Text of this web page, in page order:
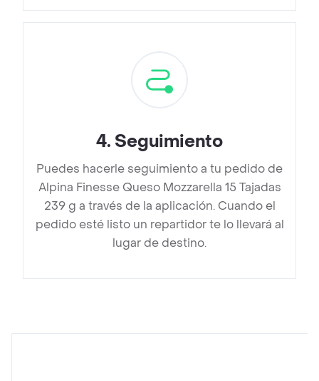
4. Seguimiento
Puedes hacerle seguimiento a tu pedido de
Alpina Finesse Queso Mozzarella 15 Tajadas
239 g a través de la aplicación. Cuando el
pedido esté listo un repartidor te lo llevará al
lugar de destino.